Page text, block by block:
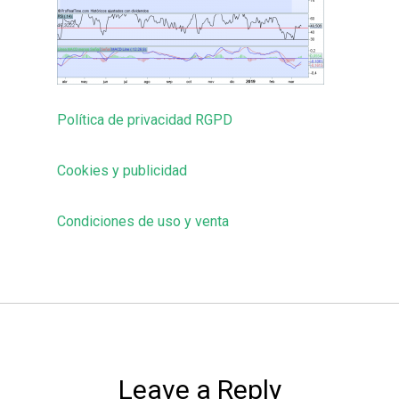
Política de privacidad RGPD
Cookies y publicidad
Condiciones de uso y venta
Leave a Reply